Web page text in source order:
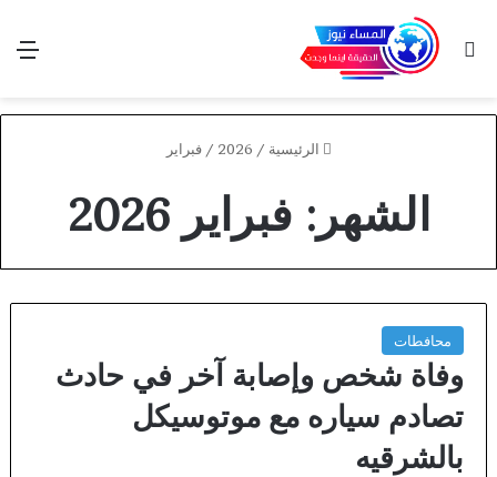
بحث عن
الرئيسية /
2026
/ فبراير
الشهر: فبراير 2026
محافطات
وفاة شخص وإصابة آخر في حادث
تصادم سياره مع موتوسيكل
بالشرقيه